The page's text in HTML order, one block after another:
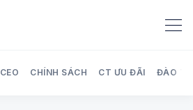
CEO CHÍNH SÁCH CT ƯU ĐÃI ĐÀO